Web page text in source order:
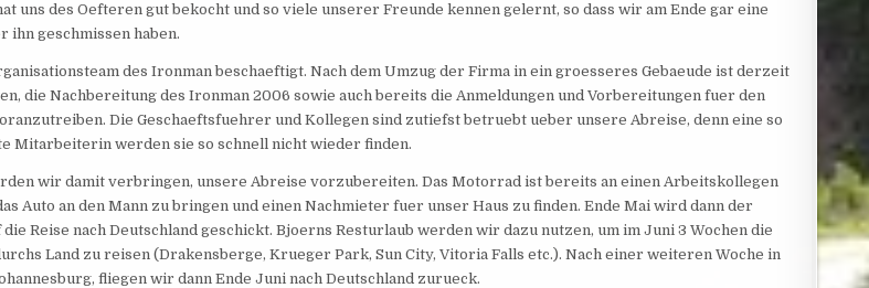
uns des Oefteren gut bekocht und so viele unserer Freunde kennen gelernt, so dass wir am Ende gar eine
ihn geschmissen haben.
des Ironman beschaeftigt. Nach dem Umzug der Firma in ein groesseres Gebaeude ist derzeit
die Nachbereitung des Ironman 2006 sowie auch bereits die Anmeldungen und Vorbereitungen fuer den
Die Geschaeftsfuehrer und Kollegen sind zutiefst betruebt ueber unsere Abreise, denn eine so
Mitarbeiterin werden sie so schnell nicht wieder finden.
wir damit verbringen, unsere Abreise vorzubereiten. Das Motorrad ist bereits an einen Arbeitskollegen
Auto an den Mann zu bringen und einen Nachmieter fuer unser Haus zu finden. Ende Mai wird dann der
Reise nach Deutschland geschickt. Bjoerns Resturlaub werden wir dazu nutzen, um im Juni 3 Wochen die
Land zu reisen (Drakensberge, Krueger Park, Sun City, Vitoria Falls etc.). Nach einer weiteren Woche in
fliegen wir dann Ende Juni nach Deutschland zurueck.